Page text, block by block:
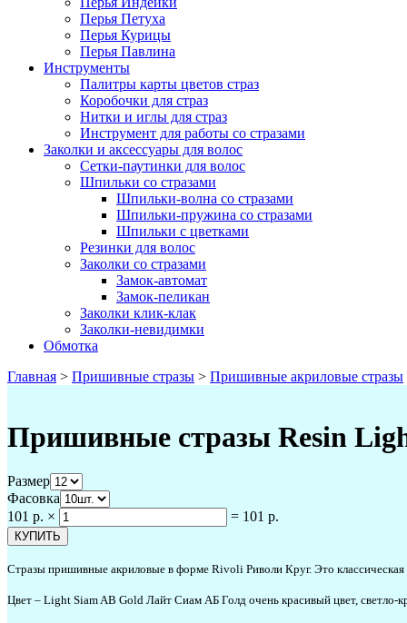
Перья Петуха
Перья Курицы
Перья Павлина
Инструменты
Палитры карты цветов страз
Коробочки для страз
Нитки и иглы для страз
Инструмент для работы со стразами
Заколки и аксессуары для волос
Сетки-паутинки для волос
Шпильки со стразами
Шпильки-волна со стразами
Шпильки-пружина со стразами
Шпильки с цветками
Резинки для волос
Заколки со стразами
Замок-автомат
Замок-пеликан
Заколки клик-клак
Заколки-невидимки
Обмотка
Главная > Пришивные стразы > Пришивные акриловые стразы
Пришивные стразы Resin
Размер
Фасовка
101 р. × = 101 р.
Стразы пришивные акриловые в форме Rivoli Риволи Круг. Это классическая
Цвет – Light Siam AB Gold Лайт Сиам АБ Голд очень красивый цвет,